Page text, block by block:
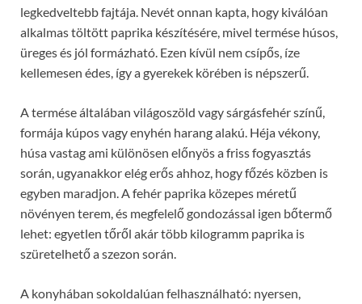
legkedveltebb fajtája. Nevét onnan kapta, hogy kiválóan
alkalmas töltött paprika készítésére, mivel termése húsos,
üreges és jól formázható. Ezen kívül nem csípős, íze
kellemesen édes, így a gyerekek körében is népszerű.
A termése általában világoszöld vagy sárgásfehér színű,
formája kúpos vagy enyhén harang alakú. Héja vékony,
húsa vastag ami különösen előnyös a friss fogyasztás
során, ugyanakkor elég erős ahhoz, hogy főzés közben is
egyben maradjon. A fehér paprika közepes méretű
növényen terem, és megfelelő gondozással igen bőtermő
lehet: egyetlen tőről akár több kilogramm paprika is
szüretelhető a szezon során.
A konyhában sokoldalúan felhasználható: nyersen,